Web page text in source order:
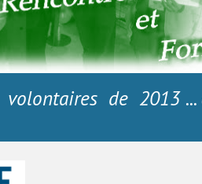
volontaires de 2013 ...